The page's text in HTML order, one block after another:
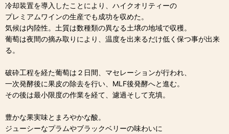
冷却装置を導入したことにより、ハイクオリティーの
プレミアムワインの生産でも成功を収めた。
気候は内陸性。土質は数種類の異なる土壌の地域で収穫。
葡萄は夜間の摘み取りにより、温度を出来るだけ低く保つ事が出来
る。
破砕工程を経た葡萄は２日間、マセレーションが行われ、
一次発酵後に果皮の除去を行い、MLF後発酵へと進む。
その後は最小限度の作業を経て、濾過そして充填。
豊かな果実味とまろやかな酸。
ジューシーなプラムやブラックベリーの味わいに